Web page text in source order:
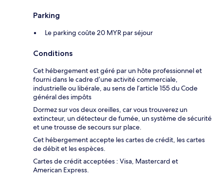
Parking
Le parking coûte 20 MYR par séjour
Conditions
Cet hébergement est géré par un hôte professionnel et
fourni dans le cadre d’une activité commerciale,
industrielle ou libérale, au sens de l’article 155 du Code
général des impôts
Dormez sur vos deux oreilles, car vous trouverez un
extincteur, un détecteur de fumée, un système de sécurité
et une trousse de secours sur place.
Cet hébergement accepte les cartes de crédit, les cartes
de débit et les espèces.
Cartes de crédit acceptées : Visa, Mastercard et
American Express.